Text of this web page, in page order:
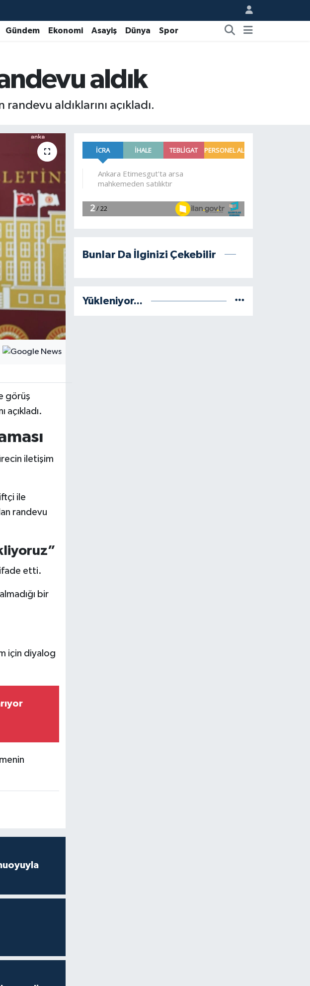
Gündem Ekonomi Asayiş Dünya Spor
aldık
aldıklarını açıkladı.
görüş
açıkladı.
iletişim
ile
randevu
ifade etti.
bir
için diyalog
Bunlar Da İlginizi Çekebilir
Yükleniyor...